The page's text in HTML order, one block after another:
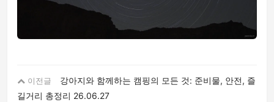
이전글
강아지와 함께하는 캠핑의 모든 것: 준비물, 안전, 즐
길거리 총정리 26.06.27